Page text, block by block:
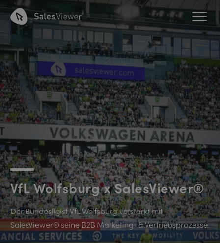
VfL Wolfsburg x SalesViewer®
Der Bundesligist VfL Wolfsburg verstärkt mit
SalesViewer® seine B2B Marketing- & Vertriebsprozesse.